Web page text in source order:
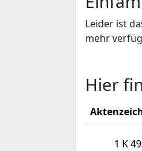
Leider ist
mehr
Hier
1 K